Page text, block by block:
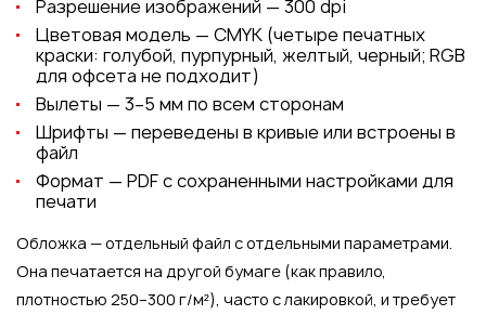
Разрешение изображений — 300 dpi
Цветовая модель — CMYK (четыре печатных
краски: голубой, пурпурный, желтый, черный; RGB
для офсета не подходит)
Вылеты — 3–5 мм по всем сторонам
Шрифты — переведены в кривые или встроены в
файл
Формат — PDF с сохраненными настройками для
печати
Обложка — отдельный файл с отдельными параметрами.
Она печатается на другой бумаге (как правило,
плотностью 250–300 г/м²), часто с лакировкой, и требует